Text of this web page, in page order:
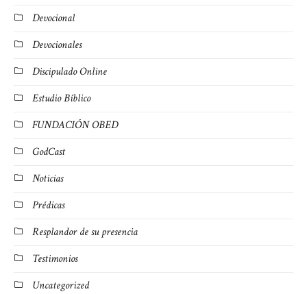
Devocional
Devocionales
Discipulado Online
Estudio Bíblico
FUNDACIÓN OBED
GodCast
Noticias
Prédicas
Resplandor de su presencia
Testimonios
Uncategorized